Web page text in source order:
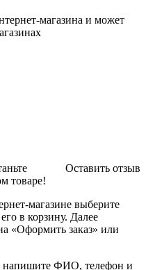
магазина и может
Оставить отзыв
товаре!
магазине выберите
в корзину. Далее
«Оформить заказ» или
напишите ФИО, телефон и